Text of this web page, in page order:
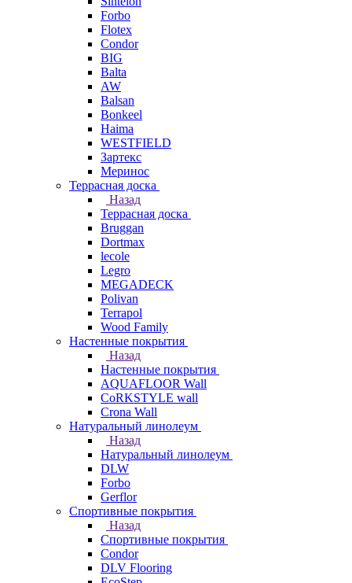
Forbo
Flotex
Condor
BIG
Balta
AW
Balsan
Bonkeel
Haima
WESTFIELD
Зартекс
Меринос
Террасная доска
Назад
Террасная доска
Bruggan
Dortmax
lecole
Legro
MEGADECK
Polivan
Terrapol
Wood Family
Настенные покрытия
Назад
Настенные покрытия
AQUAFLOOR Wall
CoRKSTYLE wall
Crona Wall
Натуральный линолеум
Назад
Натуральный линолеум
DLW
Forbo
Gerflor
Спортивные покрытия
Назад
Спортивные покрытия
Condor
DLV Flooring